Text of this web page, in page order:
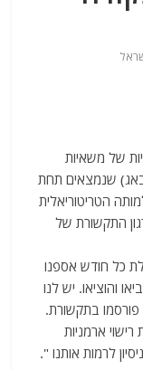
של משאיות
שנמצאים תחת
הטריטוריאלית
התקשורת של
כל חודש אספנו
והוציאו. יש לנו
פורסמו בתקשורת.
ארמניות
לרמות אותנו ".